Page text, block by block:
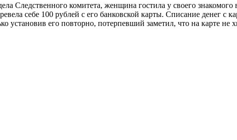
Следственного комитета, женщина гостила у своего знакомого
себе 100 рублей с его банковской карты. Списание денег с
установив его повторно, потерпевший заметил, что на карте не